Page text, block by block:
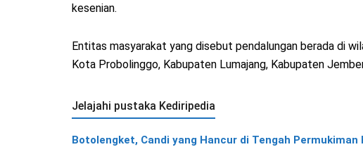
kesenian.
Entitas masyarakat yang disebut pendalungan berada di
Kota Probolinggo, Kabupaten Lumajang, Kabupaten
Jelajahi pustaka Kediripedia
Botolengket, Candi yang Hancur di Tengah Permukiman